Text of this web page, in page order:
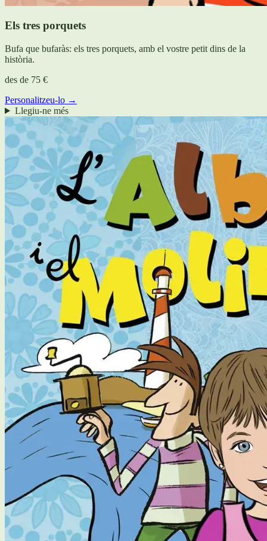
Els tres porquets
Bufa que bufaràs: els tres porquets, amb el vostre petit dins de la
història.
des de 75 €
Personalitzeu-lo →
Llegiu-ne més